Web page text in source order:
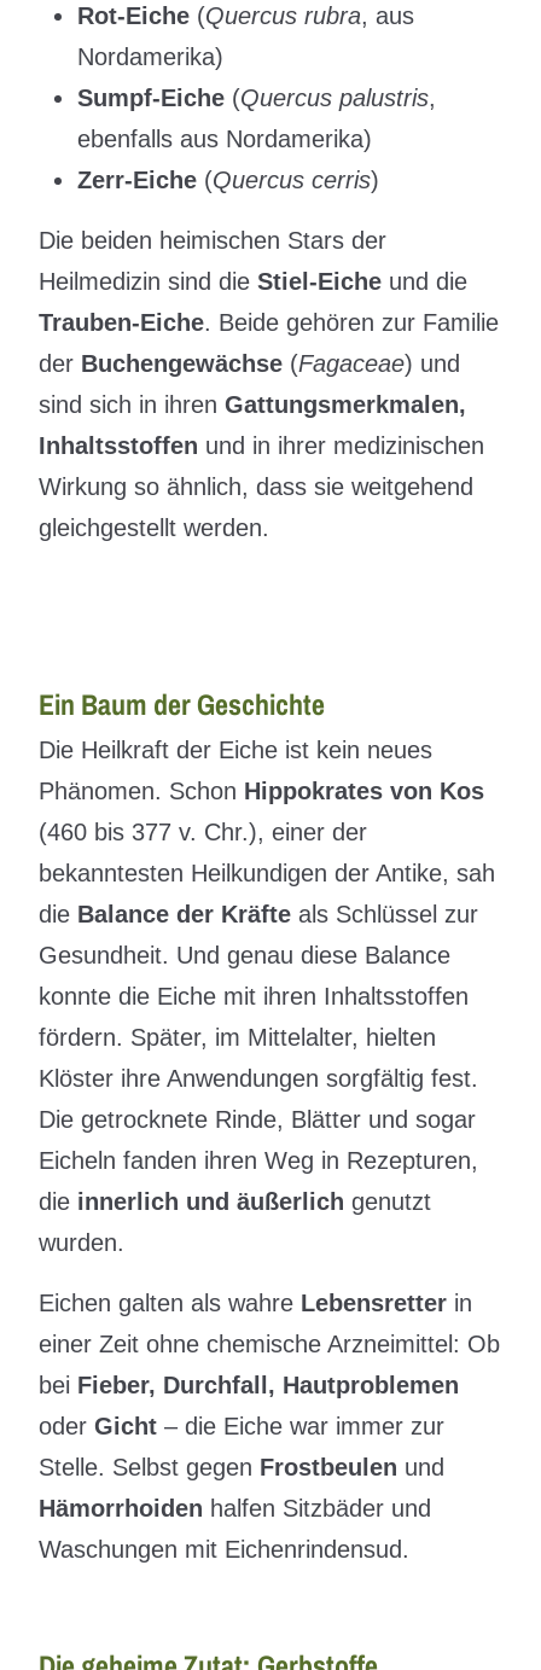
Rot-Eiche (Quercus rubra, aus
Nordamerika)
Sumpf-Eiche (Quercus palustris,
ebenfalls aus Nordamerika)
Zerr-Eiche (Quercus cerris)
Die beiden heimischen Stars der
Heilmedizin sind die Stiel-Eiche und die
Trauben-Eiche. Beide gehören zur Familie
der Buchengewächse (Fagaceae) und
sind sich in ihren Gattungsmerkmalen,
Inhaltsstoffen und in ihrer medizinischen
Wirkung so ähnlich, dass sie weitgehend
gleichgestellt werden.
Ein Baum der Geschichte
Die Heilkraft der Eiche ist kein neues
Phänomen. Schon Hippokrates von Kos
(460 bis 377 v. Chr.), einer der
bekanntesten Heilkundigen der Antike, sah
die Balance der Kräfte als Schlüssel zur
Gesundheit. Und genau diese Balance
konnte die Eiche mit ihren Inhaltsstoffen
fördern. Später, im Mittelalter, hielten
Klöster ihre Anwendungen sorgfältig fest.
Die getrocknete Rinde, Blätter und sogar
Eicheln fanden ihren Weg in Rezepturen,
die innerlich und äußerlich genutzt
wurden.
Eichen galten als wahre Lebensretter in
einer Zeit ohne chemische Arzneimittel: Ob
bei Fieber, Durchfall, Hautproblemen
oder Gicht – die Eiche war immer zur
Stelle. Selbst gegen Frostbeulen und
Hämorrhoiden halfen Sitzbäder und
Waschungen mit Eichenrindensud.